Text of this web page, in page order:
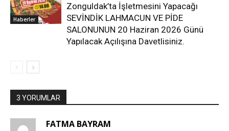
Haberler
Zonguldak’ta İşletmesini Yapacağı
SEVİNDİK LAHMACUN VE PİDE
SALONUNUN 20 Haziran 2026 Günü
Yapılacak Açılışına Davetlisiniz.
3 YORUMLAR
FATMA BAYRAM